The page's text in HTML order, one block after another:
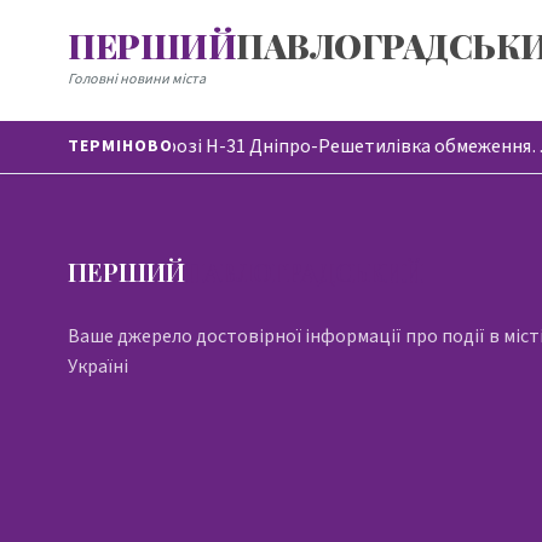
ПЕРШИЙ
Головні новини міста
ТЕРМІНОВО
На автодорозі Н-31 Дніпро-Решетилівка
ПЕРШИЙ
Ваше джерело достовірної інформації про події в
Україні